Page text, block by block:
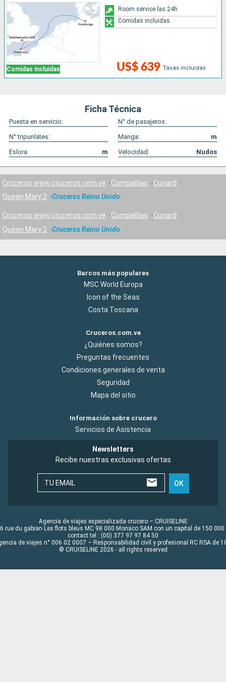
Comidas incluidas US$ 639 Tasas incluidas
Room service las 24h
Comidas incluidas
Ficha Técnica
Puesta en servicio:
N° de pasajeros:
N° tripunlates:
Manga:
m
Eslora:
m Velocidad: Nudos
Cruceros www.cruceros.com.ve Compañías
Cunard
Queen Mary 2
Cruceros Reino Unido
Cruceros www.cruceros.com.ve Compañías
Cunard
Queen Mary 2
Cruceros Reino Unido
Barcos más populares
MSC World Europa
Icon of the Seas
Costa Toscana
Cruceros.com.ve
¿Quiénes somos?
Preguntas frecuentes
Condiciones generales de venta
Seguridad
Mapa del sitio
Información sobre crucero
Servicios de Asistencia
Newsletters
Recibe nuestras exclusivas ofertas
TU EMAIL OK
Agencia de viajes especializada crucero – CRUISELINE
rue du gabian Les flots bleus MC 98 000 Monaco SAM con un capital de 150 000
contact tel : (00) 377 97 97 84 50
de viajes n° 006 02 0007 – Responsabilidad civil y profesional RC RSA de
© CRUISELINE 2026 - all rights reserved